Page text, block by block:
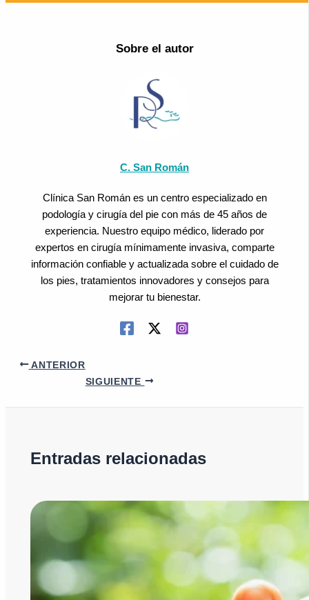
Sobre el autor
C. San Román
Clínica San Román es un centro especializado en
podología y cirugía del pie con más de 45 años de
experiencia. Nuestro equipo médico, liderado por
expertos en cirugía mínimamente invasiva, comparte
información confiable y actualizada sobre el cuidado de
los pies, tratamientos innovadores y consejos para
mejorar tu bienestar.
ANTERIOR
SIGUIENTE
Entradas relacionadas